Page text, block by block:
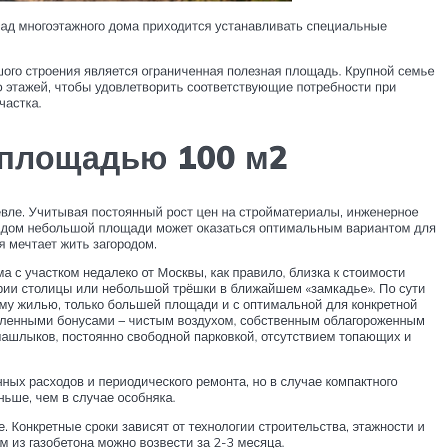
многоэтажного дома приходится устанавливать специальные
строения является ограниченная полезная площадь. Крупной семье
чтобы удовлетворить соответствующие потребности при
100 м2
Учитывая постоянный рост цен на стройматериалы, инженерное
небольшой площади может оказаться оптимальным вариантом для
мечтает жить загородом.
с участком недалеко от Москвы, как правило, близка к стоимости
столицы или небольшой трёшки в ближайшем «замкадье». По сути
жилью, только большей площади и с оптимальной для конкретной
бонусами – чистым воздухом, собственным облагороженным
постоянно свободной парковкой, отсутствием топающих и
расходов и периодического ремонта, но в случае компактного
чем в случае особняка.
сроки зависят от технологии строительства, этажности и
из газобетона можно возвести за 2-3 месяца.